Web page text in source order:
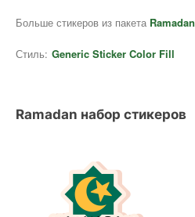
Больше стикеров из пакета Ramadan
Стиль: Generic Sticker Color Fill
Ramadan набор стикеров